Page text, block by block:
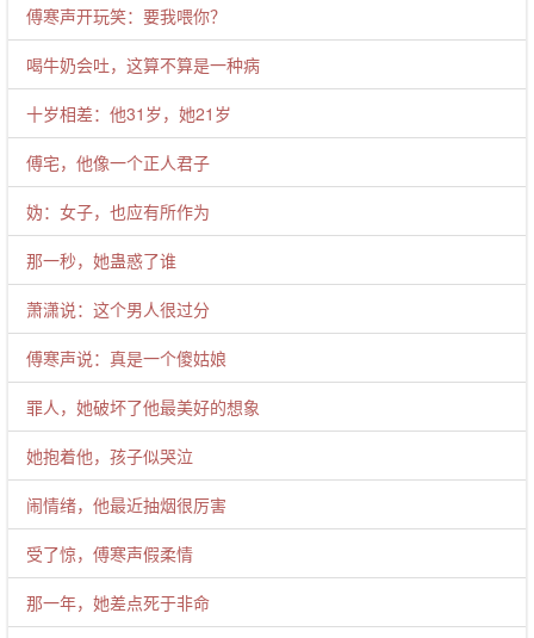
傅寒声开玩笑：要我喂你？
喝牛奶会吐，这算不算是一种病
十岁相差：他31岁，她21岁
傅宅，他像一个正人君子
妫：女子，也应有所作为
那一秒，她蛊惑了谁
萧潇说：这个男人很过分
傅寒声说：真是一个傻姑娘
罪人，她破坏了他最美好的想象
她抱着他，孩子似哭泣
闹情绪，他最近抽烟很厉害
受了惊，傅寒声假柔情
那一年，她差点死于非命